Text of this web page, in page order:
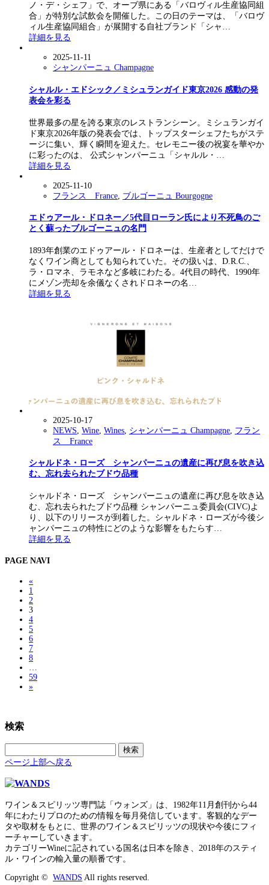
ノ・デ・シェフ」で、オーブ県にある「バロヴィル生産協同組
合」が特別な試飲会を開催した。この日のテーマは、「バロヴ
ィル生産協同組合」が展開する自社ブランド「シャ…
詳細を見る
2025-11-11
シャンパーニュ Champagne
シャルル・エドシック／ミシュランガイド東京2026 感動の発
表会を彩る
世界最多の星を誇る東京のレストランシーン。ミシュランガイ
ド東京2026年版の発表会では、トップスターシェフたちがステ
ージに集い、輝く瞬間を迎えた。セレモニー後の祝宴を華やか
に彩ったのは、 公式シャンパーニュ「シャルル・…
詳細を見る
2025-11-10
フランス France ブルゴーニュ Bourgogne
エドゥアール・ドロネー／5代目ローラン氏により不死鳥のご
とく蘇ったブルゴーニュの名門
1893年創業のエドゥアール・ドロネーは、生産者としてだけで
なくワイン商としても知られていた。その扱いは、D.R.C.、
ラ・ロマネ、ラモネなど多岐にわたる。4代目の時代、1990年
にメゾン売却を余儀なくされドロネーの名…
詳細を見る
2025-10-17
NEWS Wine Wines シャンパーニュ Champagne フラン
ス France
シャルドネ・ローズ シャンパーニュの遺産に再び息を吹き込
む、忘れ去られたブドウ品種
シャルドネ・ローズ シャンパーニュの遺産に再び息を吹き込
む、忘れ去られたブドウ品種 シャンパーニュ委員会(CIVC)よ
り、以下のリリースが到着した。シャルドネ・ローズが今後シ
ャンパーニュの特性にどのような影響をもたらす…
詳細を見る
PAGE NAVI
«
1
2
3
4
5
6
7
8
…
59
»
検索
索:
ページ上部へ戻る
ワイン＆スピリッツ専門誌「ウォンズ」は、1982年11月創刊から44
年にわたりプロのための情報を毎月発信しています。客観的なデー
タや取材をもとに、世界のワイン＆スピリッツの現状や今後にフィ
ーチャーしていきます。
カテゴリーWineに記されている国名は日本を除き、2018年のスティ
ル・ワインの輸入量の順番です。
Copyright © WANDS All rights reserved.